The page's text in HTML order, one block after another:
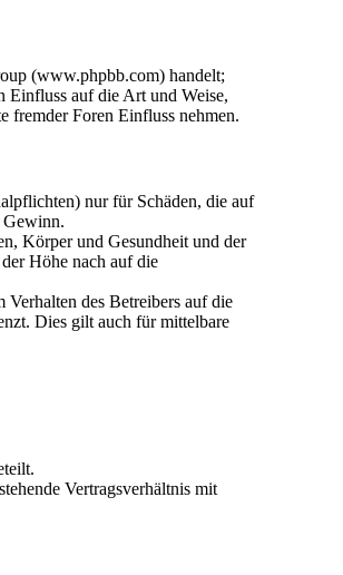
(www.phpbb.com) handelt;
Einfluss auf die Art und Weise,
fremder Foren Einfluss nehmen.
nur für Schäden, die auf
Gewinn.
Körper und Gesundheit und der
Höhe nach auf die
des Betreibers auf die
Dies gilt auch für mittelbare
Vertragsverhältnis mit